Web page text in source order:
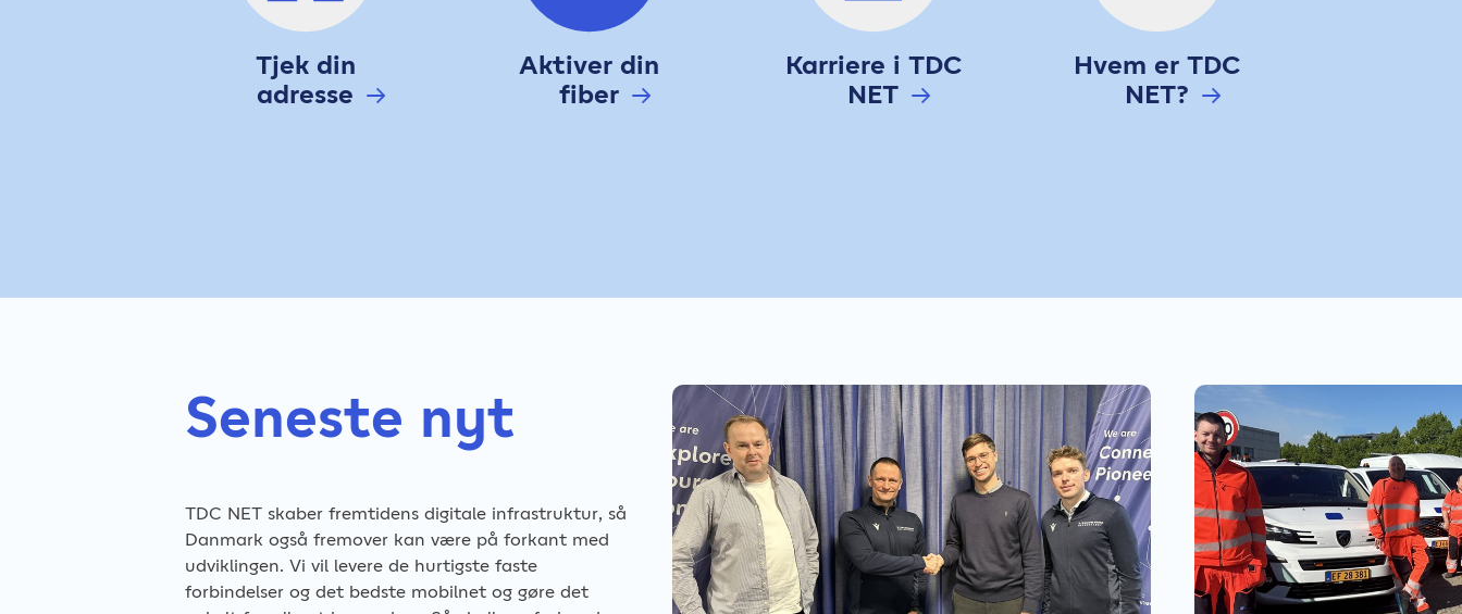
Tjek din
adresse
Aktiver din
fiber
Karriere i TDC
NET
Hvem er TDC
NET?
Seneste nyt
TDC NET skaber fremtidens digitale infrastruktur, så
Danmark også fremover kan være på forkant med
udviklingen. Vi vil levere de hurtigste faste
forbindelser og det bedste mobilnet og gøre det